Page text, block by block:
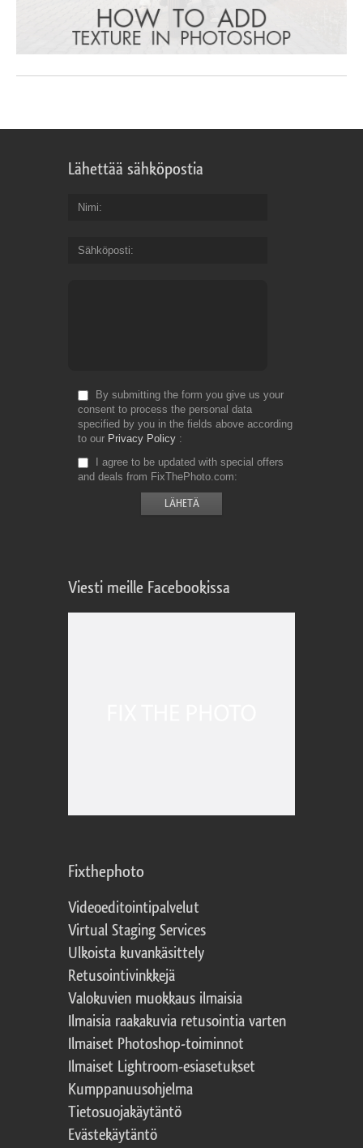
Lähettää sähköpostia
Nimi
Sähköposti
By submitting the form you give us your
consent to process the personal data
specified by you in the fields above according
to our Privacy Policy
I agree to be updated with special offers
and deals from FixThePhoto.com
Viesti meille Facebookissa
Fixthephoto
Videoeditointipalvelut
Virtual Staging Services
Ulkoista kuvankäsittely
Retusointivinkkejä
Valokuvien muokkaus ilmaisia
Ilmaisia raakakuvia retusointia varten
Ilmaiset Photoshop-toiminnot
Ilmaiset Lightroom-esiasetukset
Kumppanuusohjelma
Tietosuojakäytäntö
Evästekäytäntö